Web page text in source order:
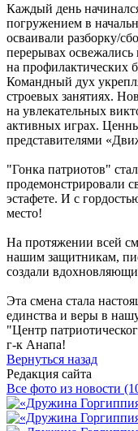
Каждый день
погружением в
осваивали разборку/
перерывах
на профилактических
Командный дух
строевых занятиях.
на увлекательных
активных играх.
представителями
"Гонка патриотов"
продемонстрировали
эстафете. И с
место!
На протяжении всей
нашим защитникам,
создали
Эта смена стала
единства и веры в
"Центр
г-к Анапа!
Вернуться назад
Редакция сайта
Все фото из новости